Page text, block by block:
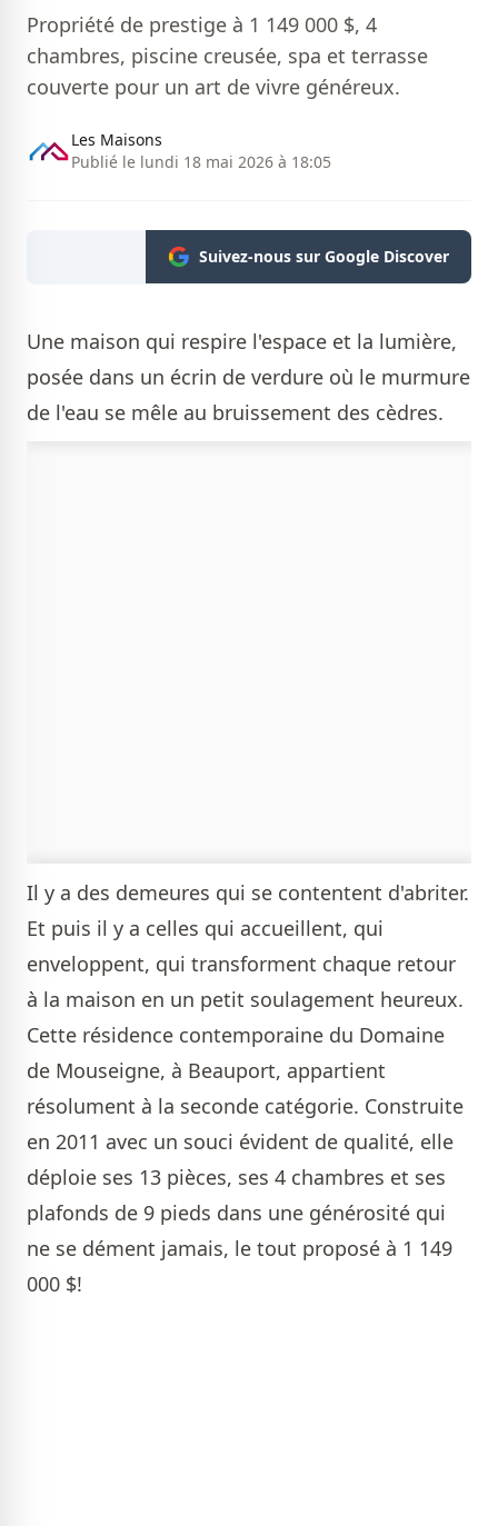
Propriété de prestige à 1 149 000 $, 4
chambres, piscine creusée, spa et terrasse
couverte pour un art de vivre généreux.
Les Maisons
Publié le lundi 18 mai 2026 à 18:05
Suivez-nous sur Google Discover
Une maison qui respire l'espace et la lumière,
posée dans un écrin de verdure où le murmure
de l'eau se mêle au bruissement des cèdres.
Il y a des demeures qui se contentent d'abriter.
Et puis il y a celles qui accueillent, qui
enveloppent, qui transforment chaque retour
à la maison en un petit soulagement heureux.
Cette résidence contemporaine du Domaine
de Mouseigne, à Beauport, appartient
résolument à la seconde catégorie. Construite
en 2011 avec un souci évident de qualité, elle
déploie ses 13 pièces, ses 4 chambres et ses
plafonds de 9 pieds dans une générosité qui
ne se dément jamais, le tout proposé à 1 149
000 $!